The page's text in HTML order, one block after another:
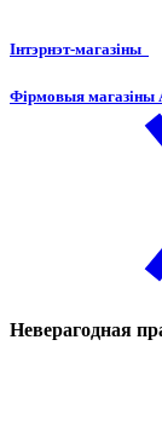
Інтэрнэт-магазіны
Фірмовыя магазіны
Неверагодная